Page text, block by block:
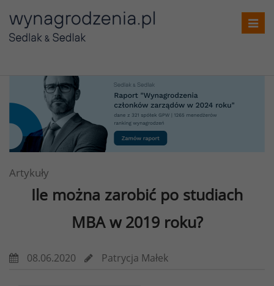
Artykuły
Ile można zarobić po studiach
MBA w 2019 roku?
08.06.2020 Patrycja Małek